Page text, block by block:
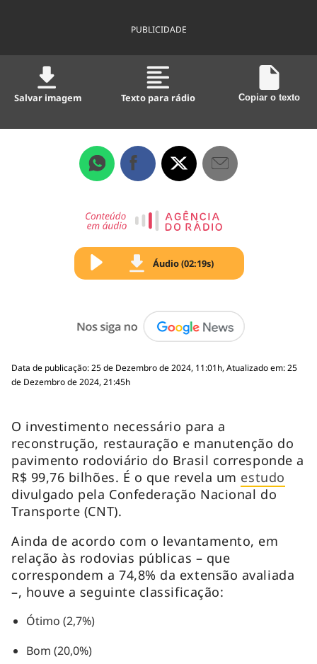
PUBLICIDADE
Salvar imagem Texto para rádio Copiar o texto
Áudio (02:19s)
Data de publicação: 25 de Dezembro de 2024, 11:01h, Atualizado em: 25
de Dezembro de 2024, 21:45h
O investimento necessário para a
reconstrução, restauração e manutenção do
pavimento rodoviário do Brasil corresponde a
R$ 99,76 bilhões. É o que revela um estudo
divulgado pela Confederação Nacional do
Transporte (CNT).
Ainda de acordo com o levantamento, em
relação às rodovias públicas – que
correspondem a 74,8% da extensão avaliada
–, houve a seguinte classificação:
Ótimo (2,7%)
Bom (20,0%)